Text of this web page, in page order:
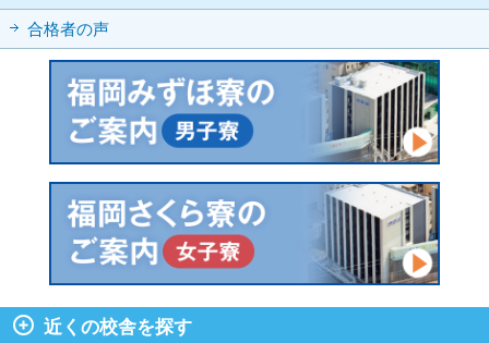
合格者の声
近くの校舎を探す